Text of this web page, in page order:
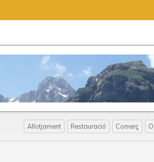
Allotjament Restauració Comerç